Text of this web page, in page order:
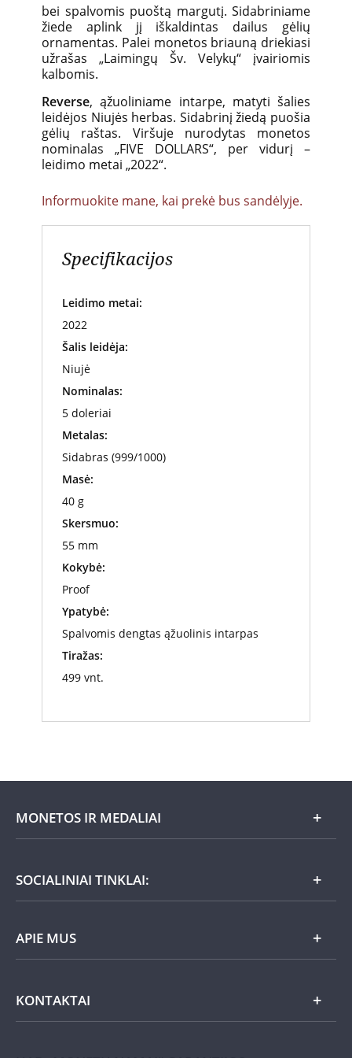
bei spalvomis puoštą margutį. Sidabriniame
žiede aplink jį iškaldintas dailus gėlių
ornamentas. Palei monetos briauną driekiasi
užrašas „Laimingų Šv. Velykų“ įvairiomis
kalbomis.
Reverse, ąžuoliniame intarpe, matyti šalies
leidėjos Niujės herbas. Sidabrinį žiedą puošia
gėlių raštas. Viršuje nurodytas monetos
nominalas „FIVE DOLLARS“, per vidurį –
leidimo metai „2022“.
Informuokite mane, kai prekė bus sandėlyje.
Specifikacijos
Leidimo metai:
2022
Šalis leidėja:
Niujė
Nominalas:
5 doleriai
Metalas:
Sidabras (999/1000)
Masė:
40 g
Skersmuo:
55 mm
Kokybė:
Proof
Ypatybė:
Spalvomis dengtas ąžuolinis intarpas
Tiražas:
499 vnt.
MONETOS IR MEDALIAI
Mėnesio pasiūlymai
Dovanų idėjos
Nauja
Auksas
SOCIALINIAI TINKLAI:
APIE MUS
KONTAKTAI